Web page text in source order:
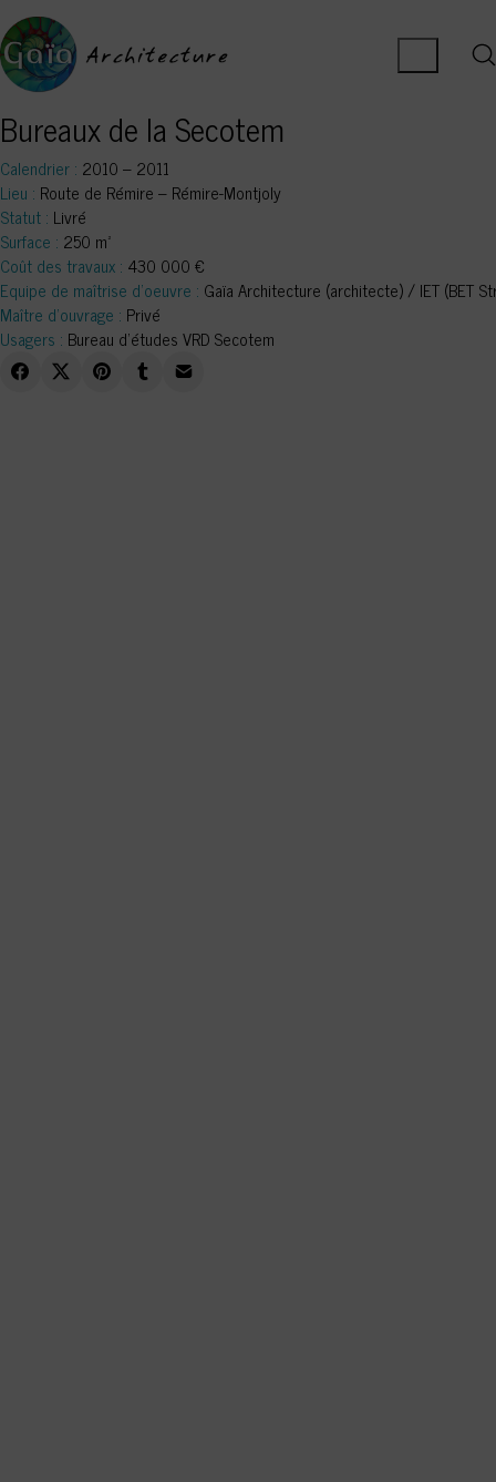
Bureaux de la Secotem
Calendrier : 2010 – 2011
Lieu : Route de Rémire – Rémire-Montjoly
Statut : Livré
Surface : 250 m²
Coût des travaux : 430 000 €
Equipe de maîtrise d’oeuvre : Gaïa Architecture (architecte) / IET (BET
Maître d’ouvrage : Privé
Usagers : Bureau d’études VRD Secotem